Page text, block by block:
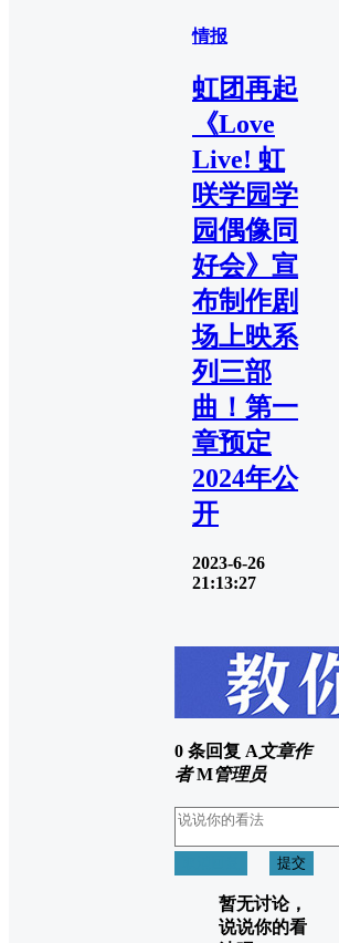
情报
虹团再起
《Love
Live! 虹
咲学园学
园偶像同
好会》宣
布制作剧
场上映系
列三部
曲！第一
章预定
2024年公
开
2023-6-26
21:13:27
0 条回复 A文章作
者 M管理员
提交
暂无讨论，
说说你的看